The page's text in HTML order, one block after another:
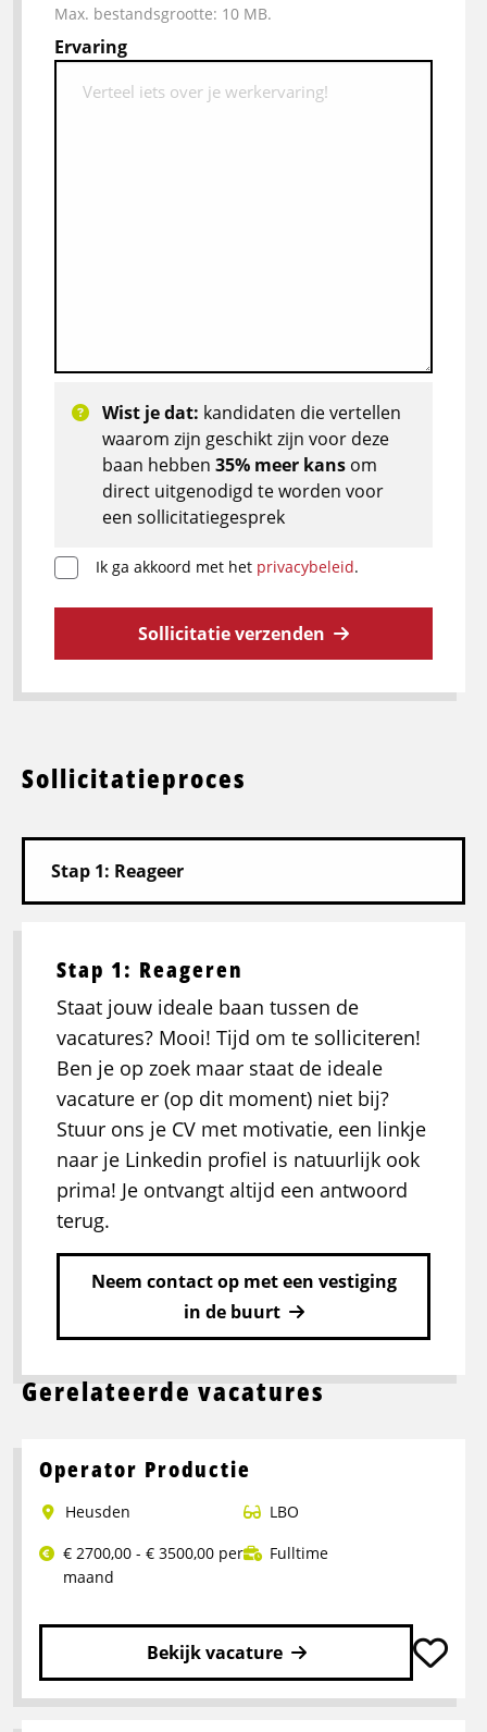
Max. bestandsgrootte: 10 MB.
Ervaring
Wist je dat: kandidaten die vertellen
waarom zijn geschikt zijn voor deze
baan hebben 35% meer kans om
direct uitgenodigd te worden voor
een sollicitatiegesprek
Ik ga akkoord met het privacybeleid.
Sollicitatie verzenden
Sollicitatieproces
Stap 1: Reageren
Staat jouw ideale baan tussen de
vacatures? Mooi! Tijd om te solliciteren!
Ben je op zoek maar staat de ideale
vacature er (op dit moment) niet bij?
Stuur ons je CV met motivatie, een linkje
naar je Linkedin profiel is natuurlijk ook
prima! Je ontvangt altijd een antwoord
terug.
Neem contact op met een vestiging
in de buurt
Gerelateerde vacatures
Operator Productie
Heusden
LBO
€ 2700,00 - € 3500,00 per
maand
Fulltime
Bekijk vacature
Lees